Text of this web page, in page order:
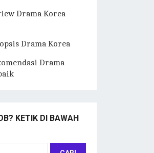
Drama Korea
Drama Korea
Drama
KETIK DI BAWAH